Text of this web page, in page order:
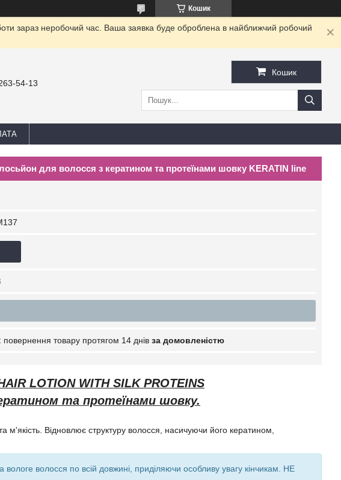
Кошик
зараз неробочий час. Ваша заявка буде оброблена в найближчий робочий
54-13
Кошик
для волосся з кератином та протеїнами шовку KERATIN line
повернення товару протягом 14 днів за домовленістю
LOTION WITH SILK PROTEINS
та протеїнами шовку.
м'якість. Відновлює структуру волосся, насичуючи його кератином,
волосся по всій довжині, приділяючи особливу увагу кінчикам. НЕ